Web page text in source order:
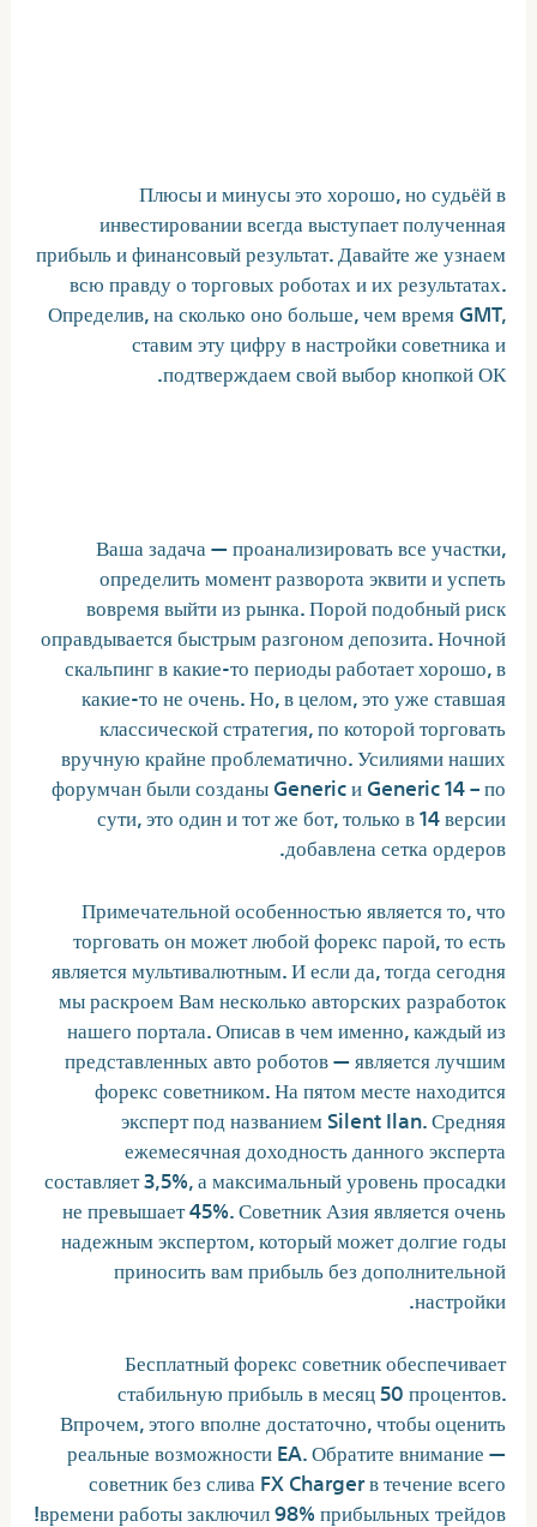
Плюсы и минусы это хорошо, но судьёй в
инвестировании всегда выступает полученная
прибыль и финансовый результат. Давайте же узнаем
всю правду о торговых роботах и их результатах.
Определив, на сколько оно больше, чем время GMT,
ставим эту цифру в настройки советника и
подтверждаем свой выбор кнопкой ОК.
Ваша задача — проанализировать все участки,
определить момент разворота эквити и успеть
вовремя выйти из рынка. Порой подобный риск
оправдывается быстрым разгоном депозита. Ночной
скальпинг в какие-то периоды работает хорошо, в
какие-то не очень. Но, в целом, это уже ставшая
классической стратегия, по которой торговать
вручную крайне проблематично. Усилиями наших
форумчан были созданы Generic и Generic 14 – по
сути, это один и тот же бот, только в 14 версии
добавлена сетка ордеров.
Примечательной особенностью является то, что
торговать он может любой форекс парой, то есть
является мультивалютным. И если да, тогда сегодня
мы раскроем Вам несколько авторских разработок
нашего портала. Описав в чем именно, каждый из
представленных авто роботов — является лучшим
форекс советником. На пятом месте находится
эксперт под названием Silent Ilan. Средняя
ежемесячная доходность данного эксперта
составляет 3,5%, а максимальный уровень просадки
не превышает 45%. Советник Азия является очень
надежным экспертом, который может долгие годы
приносить вам прибыль без дополнительной
настройки.
Бесплатный форекс советник обеспечивает
стабильную прибыль в месяц 50 процентов.
Впрочем, этого вполне достаточно, чтобы оценить
реальные возможности EA. Обратите внимание —
советник без слива FX Charger в течение всего
времени работы заключил 98% прибыльных трейдов!